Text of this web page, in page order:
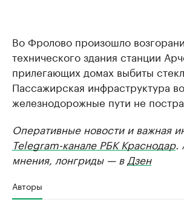
Во Фролово произошло
технического здания станции
прилегающих домах выбиты
Пассажирская инфраструктура
железнодорожные пути не
Оперативные новости и важная
Telegram-канале РБК Краснодар.
мнения, лонгриды — в Дзен
Авторы